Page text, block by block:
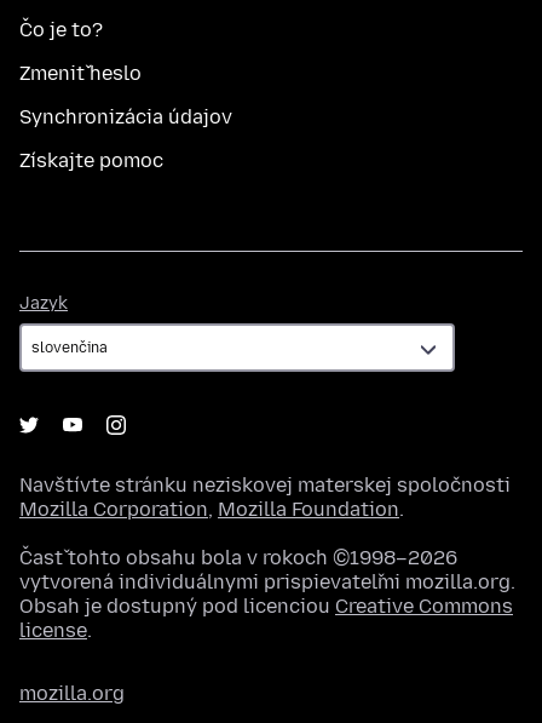
Čo je to?
Zmeniť heslo
Synchronizácia údajov
Získajte pomoc
Jazyk
Navštívte stránku neziskovej materskej spoločnosti
Mozilla Corporation, Mozilla Foundation.
Časť tohto obsahu bola v rokoch ©1998–2026
vytvorená individuálnymi prispievateľmi mozilla.org.
Obsah je dostupný pod licenciou Creative Commons
license.
mozilla.org